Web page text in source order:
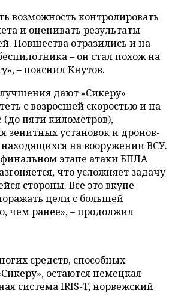
возможность контролировать
и оценивать результаты
Новшества отразились и на
– он стал похож на
– пояснил Кнутов.
дают «Сикеру»
с возросшей скоростью и на
пяти километров),
зенитных установок и дронов-
на вооружении ВСУ.
этапе атаки БПЛА
что усложняет задачу
стороны. Все это вкупе
цели с большей
чем ранее», – продолжил
средств, способных
остаются немецкая
система IRIS-T, норвежский